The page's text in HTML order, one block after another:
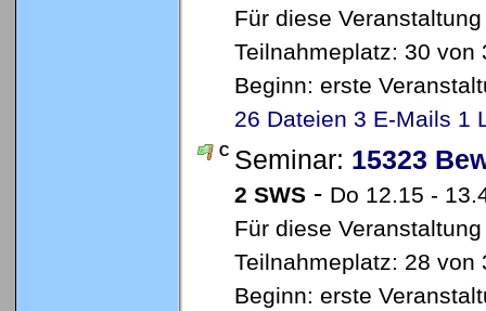
Für diese
Teilnahmeplatz: 30 von
Beginn: erste
26 Dateien 3 E-Mails 1
C Seminar: 15323
2 SWS - Do 12.15 -
Für diese
Teilnahmeplatz: 28 von
Beginn: erste